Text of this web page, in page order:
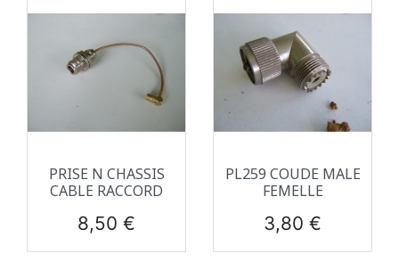
PRISE N CHASSIS
CABLE RACCORD
Prix
8,50 €
PL259 COUDE MALE
FEMELLE
Prix
3,80 €